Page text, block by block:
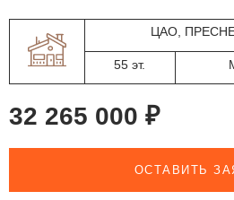
ЦАО,
55 эт.
32 265 000 ₽
ОСТАВИТЬ